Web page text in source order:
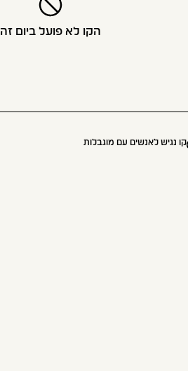
הקו לא פועל ביום זה
קו נגיש לאנשים עם מוגבלות